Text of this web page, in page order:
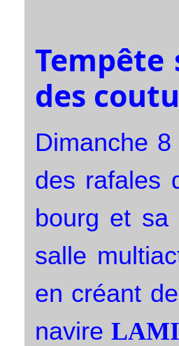
Tempête
des
Dimanche
des rafales
bourg et
salle
en créant
navire